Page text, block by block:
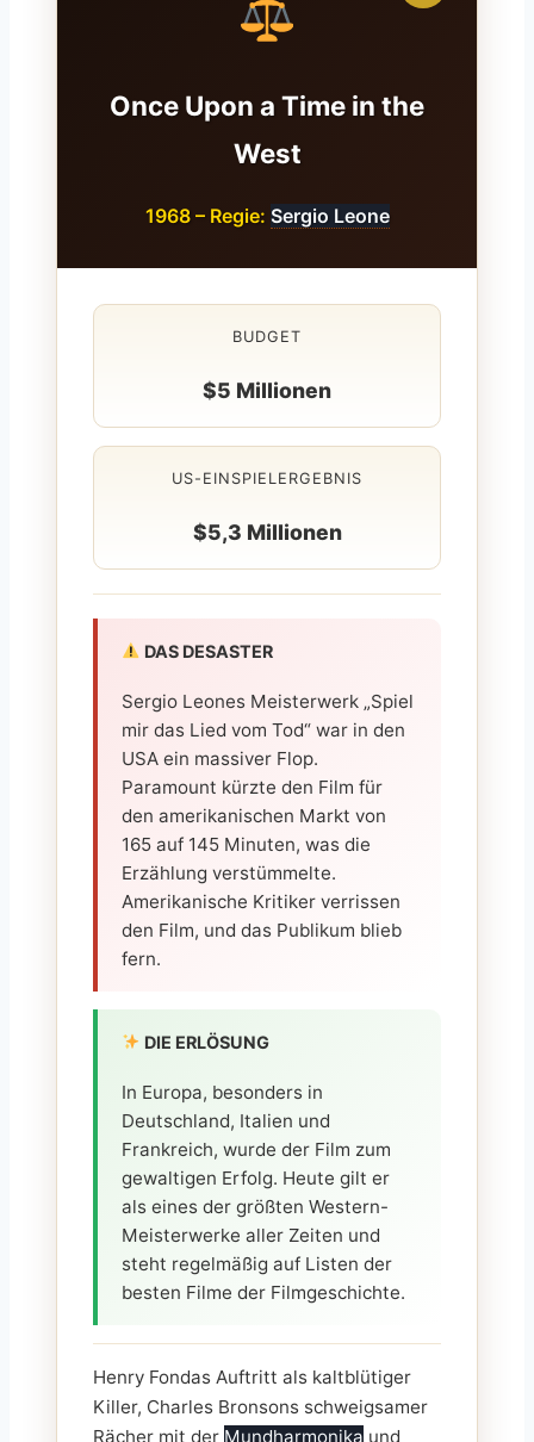
Once Upon a Time in the
West
1968 – Regie: Sergio Leone
BUDGET
$5 Millionen
US-EINSPIELERGEBNIS
$5,3 Millionen
DAS DESASTER
Sergio Leones Meisterwerk „Spiel
mir das Lied vom Tod“ war in den
USA ein massiver Flop.
Paramount kürzte den Film für
den amerikanischen Markt von
165 auf 145 Minuten, was die
Erzählung verstümmelte.
Amerikanische Kritiker verrissen
den Film, und das Publikum blieb
fern.
DIE ERLÖSUNG
In Europa, besonders in
Deutschland, Italien und
Frankreich, wurde der Film zum
gewaltigen Erfolg. Heute gilt er
als eines der größten Western-
Meisterwerke aller Zeiten und
steht regelmäßig auf Listen der
besten Filme der Filmgeschichte.
Henry Fondas Auftritt als kaltblütiger
Killer, Charles Bronsons schweigsamer
Rächer mit der Mundharmonika und